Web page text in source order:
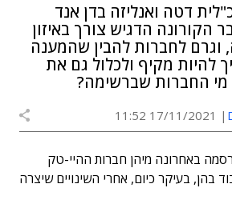
דטה ואנליזה בדן אנד
הקורונה הדגיש צורך באיזון
וגרם לחברות להבין שהמענה
להיות מקיף ולכלול גם את
מי החברות שברשימה?
17/11/2021 11:52
באחרונה מיהן חברות ההיי-טק
בהן, בעיקר כיום, אחרי השינויים שיצרה